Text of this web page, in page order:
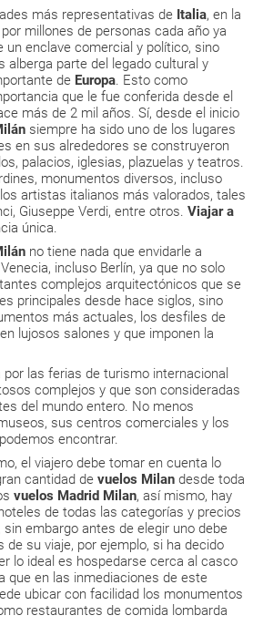
más representativas de Italia, en la
millones de personas cada año ya
un enclave comercial y político, sino
alberga parte del legado cultural y
de Europa. Esto como
que le fue conferida desde el
más de 2 mil años. Sí, desde el inicio
siempre ha sido uno de los lugares
en sus alrededores se construyeron
palacios, iglesias, plazuelas y teatros.
monumentos diversos, incluso
artistas italianos más valorados, tales
Giuseppe Verdi, entre otros. Viajar a
única.
no tiene nada que envidarle a
incluso Berlín, ya que no solo
complejos arquitectónicos que se
principales desde hace siglos, sino
más actuales, los desfiles de
lujosos salones y que imponen la
las ferias de turismo internacional
complejos y que son consideradas
del mundo entero. No menos
sus centros comerciales y los
encontrar.
el viajero debe tomar en cuenta lo
cantidad de vuelos Milan desde toda
vuelos Madrid Milan, así mismo, hay
de todas las categorías y precios
sin embargo antes de elegir uno debe
su viaje, por ejemplo, si ha decido
lo ideal es hospedarse cerca al casco
que en las inmediaciones de este
ubicar con facilidad los monumentos
restaurantes de comida lombarda